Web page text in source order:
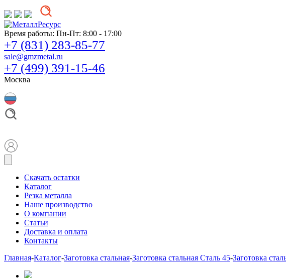
Время работы: Пн-Пт: 8:00 - 17:00
+7 (831) 283-85-77
sale@gmzmetal.ru
+7 (499) 391-15-46
Москва
Скачать остатки
Каталог
Резка металла
Наше производство
О компании
Статьи
Доставка и оплата
Контакты
Главная-Каталог-Заготовка стальная-Заготовка стальная Сталь 45-Заготовка